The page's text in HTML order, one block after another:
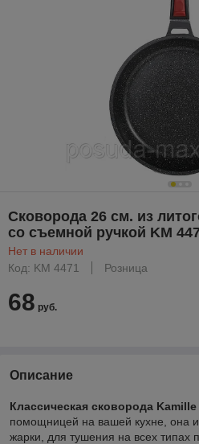
Сковорода 26 см. из
со съемной ручкой KM
Нет в наличии
Код: KM 4471
Розница
68 руб.
Описание
Классическая сковорода Kamille
помощницей на вашей кухне, она
жарки, для тушения на всех типах